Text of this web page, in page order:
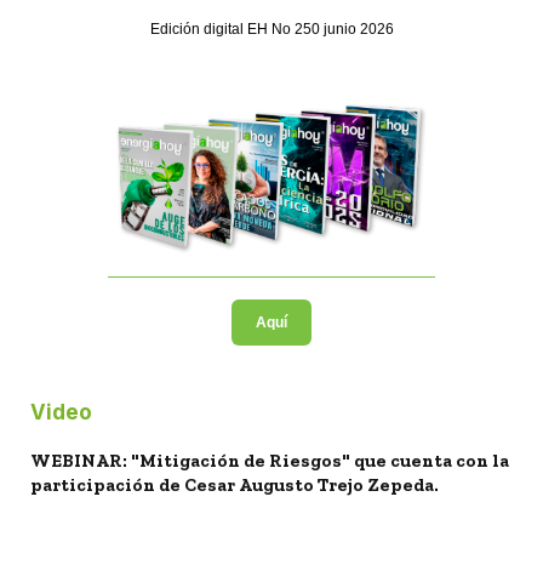
Edición digital EH No 250 junio 2026
Aquí
Video
WEBINAR: "Mitigación de Riesgos" que cuenta con la
participación de Cesar Augusto Trejo Zepeda.